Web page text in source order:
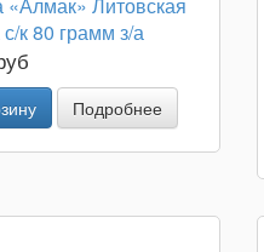
«Алмак» Литовская
к 80 грамм з/а
Подробнее